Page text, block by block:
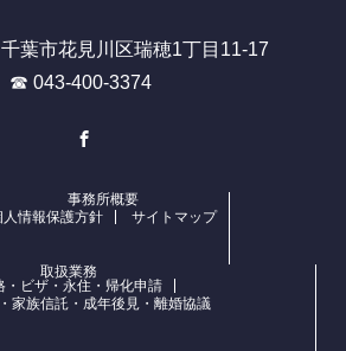
葉市花見川区瑞穂1丁目11-17
☎ 043-400-3374
事務所概要
人情報保護方針
サイトマップ
取扱業務
・ビザ・永住・帰化申請
家族信託・成年後見・離婚協議